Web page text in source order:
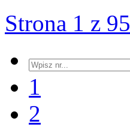
Strona 1 z 95
1
2